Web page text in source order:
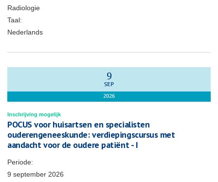
Radiologie
Taal:
Nederlands
9
SEP
2026
Inschrijving mogelijk
POCUS voor huisartsen en specialisten
ouderengeneeskunde: verdiepingscursus met
aandacht voor de oudere patiënt - I
Periode:
9 september 2026